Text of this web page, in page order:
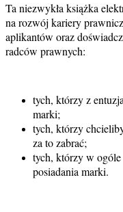
Ta niezwykła książka
na rozwój kariery
aplikantów oraz
radców prawnych:
tych, którzy z
marki;
tych, którzy
za to zabrać;
tych, którzy w
posiadania marki.